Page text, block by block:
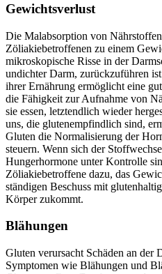
Gewichtsverlust
Die Malabsorption von
Zöliakiebetroffenen zu einem
mikroskopische Risse in der
undichter Darm, zurückzuführen
ihrer Ernährung ermöglicht eine
die Fähigkeit zur Aufnahme von
sie essen, letztendlich wieder
uns, die glutenempfindlich sind,
Gluten die Normalisierung der
steuern. Wenn sich der
Hungerhormone unter Kontrolle
Zöliakiebetroffene dazu, das
ständigen Beschuss mit
Körper zukommt.
Blähungen
Gluten verursacht Schäden an der
Symptomen wie Blähungen und